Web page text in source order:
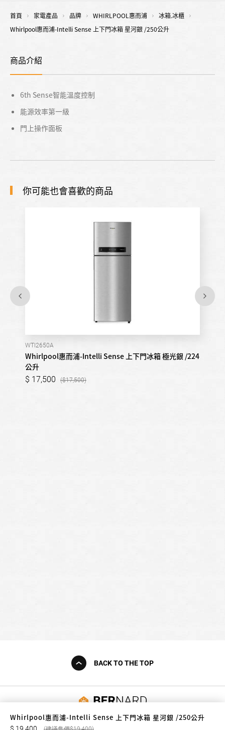
Whirlpool惠而浦-Intelli Sense 上下門冰箱 星河銀 /250公升
首頁 家電產品 品牌 WHIRLPOOL惠而浦
冰箱.冰櫃
Whirlpool惠而浦-Intelli Sense 上下門冰箱 星河銀 /250公升
商品介紹
6th Sense智能溫度控制
能源效率第一級
門上操作面板
你可能也會喜歡的商品
WTI2650A
Whirlpool惠而浦-Intelli Sense 上下門冰箱 極光銀 /224
公升
17,500 17,500
BACK TO THE TOP
友誠購物